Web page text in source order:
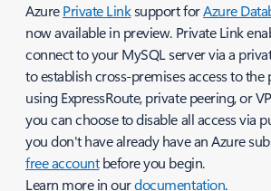
AzurePrivate Linksupport forAzure
now available in preview. Private Link
connect to your MySQL server via a
to establish cross-premises access to
using ExpressRoute, private peering, or
you can choose to disable all access via
you don't have already have an Azure
free accountbefore you begin.
Learn more in ourdocumentation.